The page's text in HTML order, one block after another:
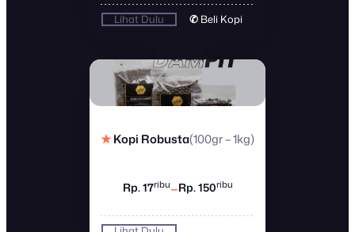
Lihat Dulu ✆ Beli Kopi
★Kopi Robusta(100gr – 1kg)
Rp. 17ribu–Rp. 150ribu